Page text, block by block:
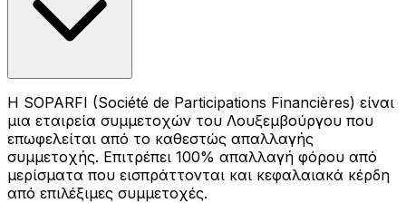
Η SOPARFI (Société de Participations Financières) είναι
μια εταιρεία συμμετοχών του Λουξεμβούργου που
επωφελείται από το καθεστώς απαλλαγής
συμμετοχής. Επιτρέπει 100% απαλλαγή φόρου από
μερίσματα που εισπράττονται και κεφαλαιακά κέρδη
από επιλέξιμες συμμετοχές.